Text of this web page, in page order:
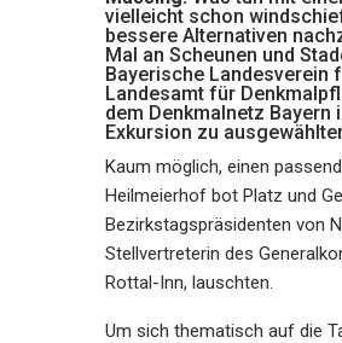
vielleicht schon
bessere Alternativen
Mal an Scheunen und
Bayerische Landesverein
Landesamt für
dem Denkmalnetz
Exkursion zu
Kaum möglich, einen
Heilmeierhof bot Platz und
Bezirkstagspräsidenten von
Stellvertreterin des
Rottal-Inn, lauschten.
Um sich thematisch auf die